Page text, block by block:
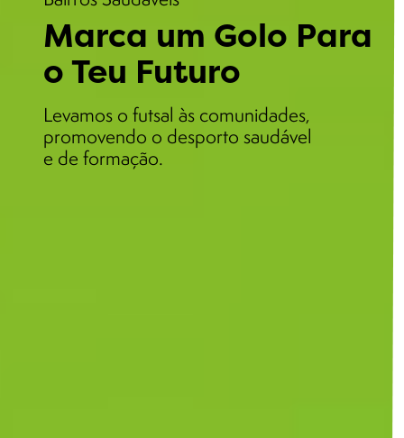
Marca um Golo Para
o Teu Futuro
Levamos o futsal às comunidades,
promovendo o desporto saudável
e de formação.